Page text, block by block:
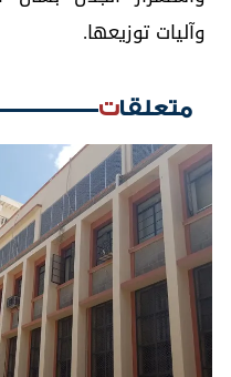
وآليات توزيعها.
متعلقات